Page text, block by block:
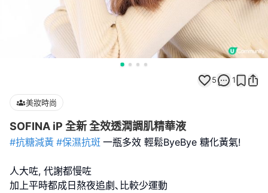
5 1
美妝時尚
SOFINA iP 全新 全效透潤調肌精華液
#抗糖減黃 #保濕抗斑 一瓶多效 輕鬆ByeBye 糖化黃氣!
人大咗, 代謝都慢咗
加上平時都成日熬夜追劇､比較少運動